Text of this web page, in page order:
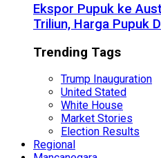
Ekspor Pupuk ke
Triliun, Harga Pupuk
Trending Tags
Trump Inauguration
United Stated
White House
Market Stories
Election Results
Regional